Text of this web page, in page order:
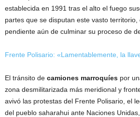
establecida en 1991 tras el alto el fuego
partes que se disputan este vasto territorio,
pendiente aún de culminar su proceso de
Frente Polisario: «Lamentablemente, la
El tránsito de camiones marroquíes por
zona desmilitarizada más meridional y
avivó las protestas del Frente Polisario, el
del pueblo saharahui ante Naciones